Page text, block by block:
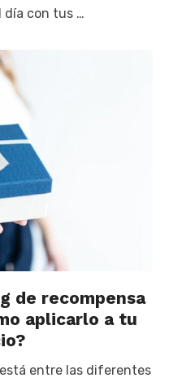
día con tus …
de recompensa
aplicarlo a tu
entre las diferentes